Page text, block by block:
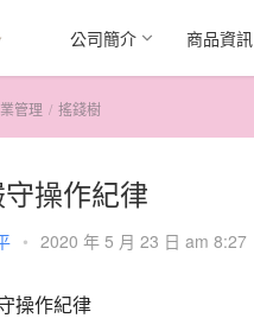
公司簡介 商品資訊
管理 搖錢樹
操作紀律
• 2020 年 5 月 23 日 am 8:27
操作紀律